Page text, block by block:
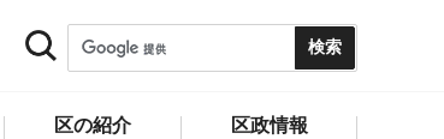
区の紹介 区政情報